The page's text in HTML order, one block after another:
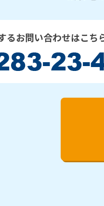
るお問い合わせはこち